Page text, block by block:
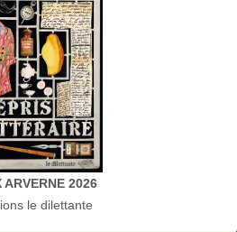
ARVERNE 2026
le dilettante